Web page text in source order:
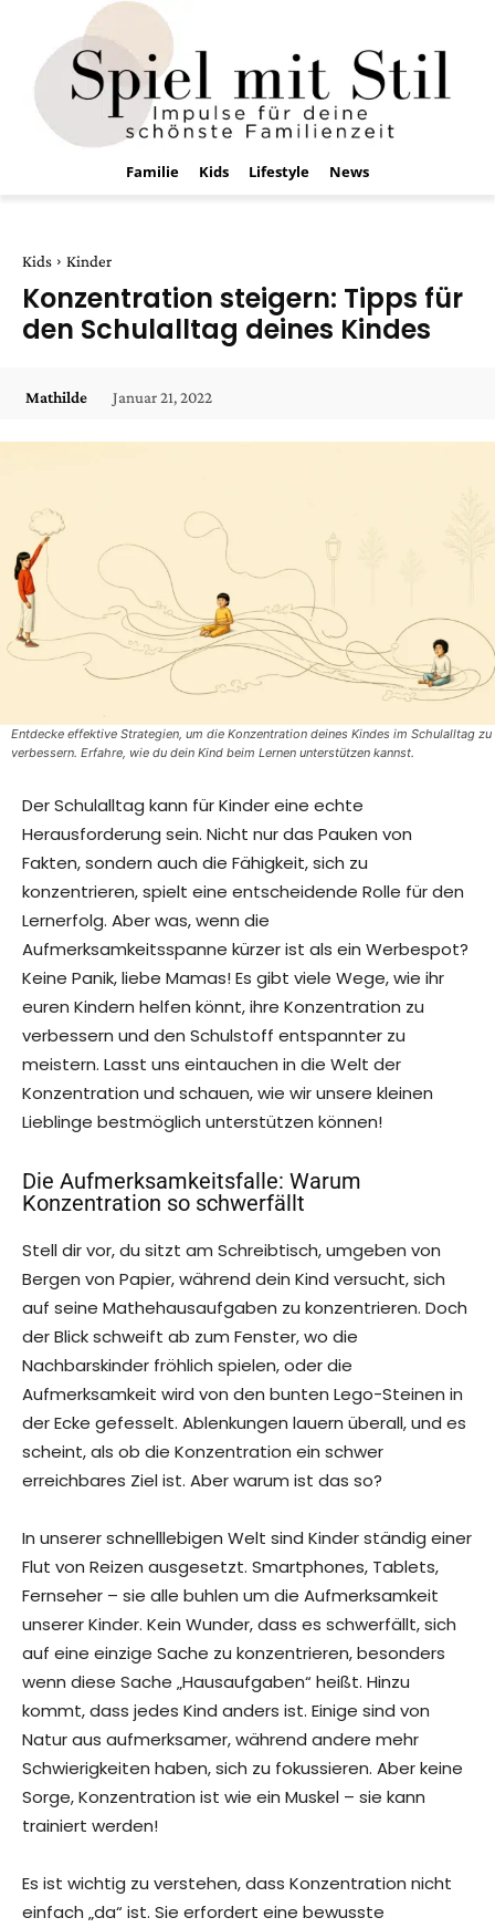
Familie Kids Lifestyle News
Kids Kinder
Konzentration steigern: Tipps für
den Schulalltag deines Kindes
Mathilde Januar 21, 2022
Entdecke effektive Strategien, um die Konzentration deines Kindes im Schulalltag zu
verbessern. Erfahre, wie du dein Kind beim Lernen unterstützen kannst.
Der Schulalltag kann für Kinder eine echte
Herausforderung sein. Nicht nur das Pauken von
Fakten, sondern auch die Fähigkeit, sich zu
konzentrieren, spielt eine entscheidende Rolle für den
Lernerfolg. Aber was, wenn die
Aufmerksamkeitsspanne kürzer ist als ein Werbespot?
Keine Panik, liebe Mamas! Es gibt viele Wege, wie ihr
euren Kindern helfen könnt, ihre Konzentration zu
verbessern und den Schulstoff entspannter zu
meistern. Lasst uns eintauchen in die Welt der
Konzentration und schauen, wie wir unsere kleinen
Lieblinge bestmöglich unterstützen können!
Die Aufmerksamkeitsfalle: Warum
Konzentration so schwerfällt
Stell dir vor, du sitzt am Schreibtisch, umgeben von
Bergen von Papier, während dein Kind versucht, sich
auf seine Mathehausaufgaben zu konzentrieren. Doch
der Blick schweift ab zum Fenster, wo die
Nachbarskinder fröhlich spielen, oder die
Aufmerksamkeit wird von den bunten Lego-Steinen in
der Ecke gefesselt. Ablenkungen lauern überall, und es
scheint, als ob die Konzentration ein schwer
erreichbares Ziel ist. Aber warum ist das so?
In unserer schnelllebigen Welt sind Kinder ständig einer
Flut von Reizen ausgesetzt. Smartphones, Tablets,
Fernseher – sie alle buhlen um die Aufmerksamkeit
unserer Kinder. Kein Wunder, dass es schwerfällt, sich
auf eine einzige Sache zu konzentrieren, besonders
wenn diese Sache „Hausaufgaben“ heißt. Hinzu
kommt, dass jedes Kind anders ist. Einige sind von
Natur aus aufmerksamer, während andere mehr
Schwierigkeiten haben, sich zu fokussieren. Aber keine
Sorge, Konzentration ist wie ein Muskel – sie kann
trainiert werden!
Es ist wichtig zu verstehen, dass Konzentration nicht
einfach „da“ ist. Sie erfordert eine bewusste